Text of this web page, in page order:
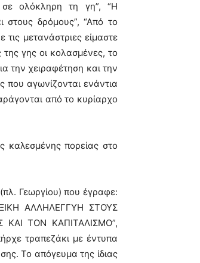
σε ολόκληρη τη γη”, “Η
στους δρόμους”, “Από το
μετανάστριες είμαστε
γης οι κολασμένες, το
την χειραφέτηση και την
που αγωνίζονται ενάντια
από το κυρίαρχο
καλεσμένης πορείας στο
Γεωργίου) που έγραφε:
ΑΛΛΗΛΕΓΓΥΗ ΣΤΟΥΣ
ΤΟΝ ΚΑΠΙΤΑΛΙΣΜΟ”,
τραπεζάκι με έντυπα
Το απόγευμα της ίδιας